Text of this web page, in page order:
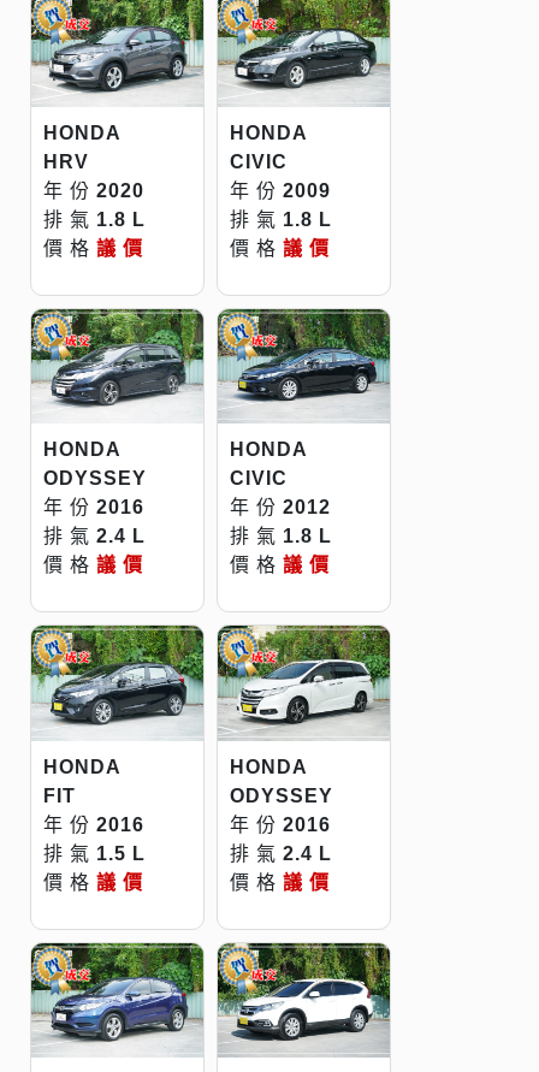
HONDA
HRV
年 份 2020
排 氣 1.8 L
價 格 議 價
HONDA
CIVIC
年 份 2009
排 氣 1.8 L
價 格 議 價
HONDA
ODYSSEY
年 份 2016
排 氣 2.4 L
價 格 議 價
HONDA
CIVIC
年 份 2012
排 氣 1.8 L
價 格 議 價
HONDA
FIT
年 份 2016
排 氣 1.5 L
價 格 議 價
HONDA
ODYSSEY
年 份 2016
排 氣 2.4 L
價 格 議 價